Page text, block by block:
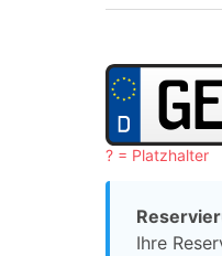
? = Platzhalter
Ihre